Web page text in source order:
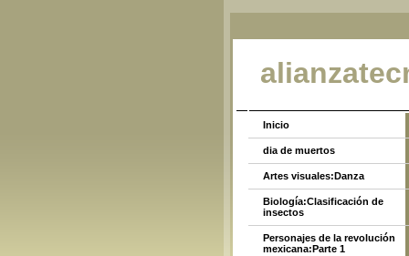
Inicio
dia de muertos
Artes visuales:Danza
Biología:Clasificación de
insectos
Personajes de la revolución
mexicana:Parte 1